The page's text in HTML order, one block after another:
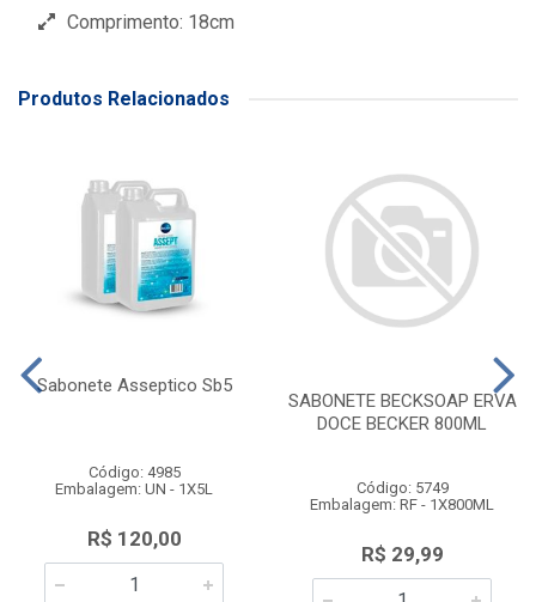
Comprimento: 18cm
Produtos Relacionados
Sabonete Asseptico Sb5
Código: 4985
Embalagem: UN - 1X5L
R$ 120,00
SABONETE BECKSOAP ERVA
DOCE BECKER 800ML
Código: 5749
Embalagem: RF - 1X800ML
R$ 29,99